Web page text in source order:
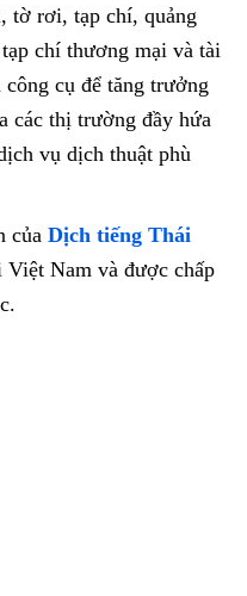
tờ rơi, tạp chí, quảng
chí thương mại và tài
cụ để tăng trưởng
các thị trường đầy hứa
vụ dịch thuật phù
của Dịch tiếng Thái
Nam và được chấp